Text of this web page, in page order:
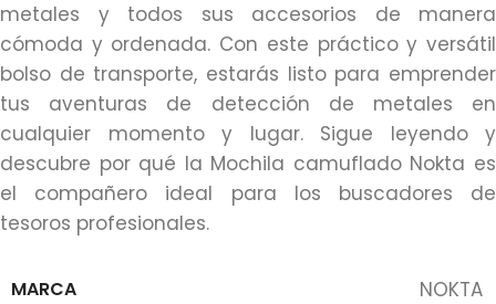
metales y todos sus accesorios de manera
cómoda y ordenada. Con este práctico y versátil
bolso de transporte, estarás listo para emprender
tus aventuras de detección de metales en
cualquier momento y lugar. Sigue leyendo y
descubre por qué la Mochila camuflado Nokta es
el compañero ideal para los buscadores de
tesoros profesionales.
MARCA NOKTA